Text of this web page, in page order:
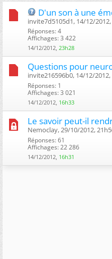
D'un son à une
invite7d5105d1, 14/12/2012,
Réponses: 4
Affichages: 3 422
14/12/2012, 23h28
Questions pour
invite216596b0, 14/12/2012,
Réponses: 1
Affichages: 3 021
14/12/2012, 16h33
Le savoir peut-il
Nemoclay, 29/10/2012,
Réponses: 61
Affichages: 22 286
14/12/2012, 16h31